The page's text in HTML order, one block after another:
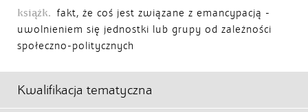
książk. fakt, że coś jest związane z emancypacją -
uwolnieniem się jednostki lub grupy od zależności
społeczno-politycznych
Kwalifikacja tematyczna